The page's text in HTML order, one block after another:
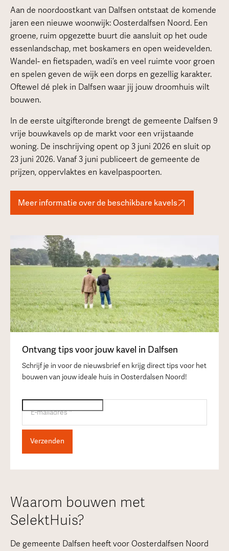
Aan de noordoostkant van Dalfsen ontstaat de komende
jaren een nieuwe woonwijk: Oosterdalfsen Noord. Een
groene, ruim opgezette buurt die aansluit op het oude
essenlandschap, met boskamers en open weidevelden.
Wandel- en fietspaden, wadi’s en veel ruimte voor groen
en spelen geven de wijk een dorps en gezellig karakter.
Oftewel dé plek in Dalfsen waar jij jouw droomhuis wilt
bouwen.
In de eerste uitgifteronde brengt de gemeente Dalfsen 9
vrije bouwkavels op de markt voor een vrijstaande
woning. De inschrijving opent op 3 juni 2026 en sluit op
23 juni 2026. Vanaf 3 juni publiceert de gemeente de
prijzen, oppervlaktes en kavelpaspoorten.
Meer informatie over de beschikbare kavels
Ontvang tips voor jouw kavel in Dalfsen
Schrijf je in voor de nieuwsbrief en krijg direct tips voor het
bouwen van jouw ideale huis in Oosterdalsen Noord!
Waarom bouwen met
SelektHuis?
De gemeente Dalfsen heeft voor Oosterdalfsen Noord